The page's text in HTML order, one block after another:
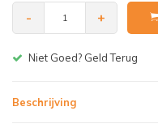
- +
Gratis bezorgen v.a. €
Beschrijving